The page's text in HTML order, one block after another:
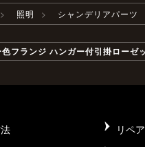
照明 シャンデリアパーツ
色フランジ ハンガー付引掛ローゼ
リペ